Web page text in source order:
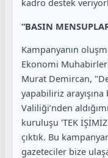
kadro destek
“BASIN
Kampanyanın
Ekonomi
Murat Demircan,
yapabiliriz
Valiliği’nden
kuruluşu 'TEK
çıktık. Bu
gazeteciler bize